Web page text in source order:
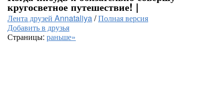
кругосветное путешествие! |
Лента друзей Annataliya/Полная версия
Добавить в друзья
Страницы: раньше»